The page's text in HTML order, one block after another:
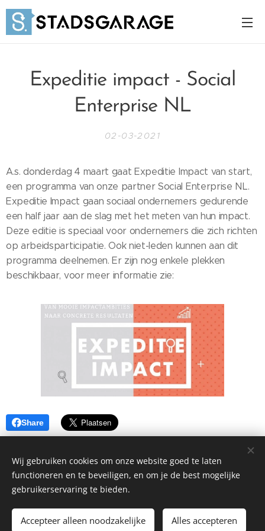
Expeditie impact - Social
Enterprise NL
02-03-2021
A.s. donderdag 4 maart gaat Expeditie Impact van start,
een programma van onze partner Social Enterprise NL.
Expeditie Impact gaan sociaal ondernemers gedurende
een half jaar aan de slag met het meten van hun impact.
Deze editie is speciaal voor ondernemers die zich richten
op arbeidsparticipatie. Ook niet-leden kunnen aan dit
programma deelnemen. Er zijn nog enkele plekken
beschikbaar, voor meer informatie zie:
Share
AS |Privacyverklaring
Mogelijk gemaakt doorWebnode Cookies
Wij gebruiken cookies om onze website goed te laten
functioneren en te beveiligen, en om je de best mogelijke
gebruikerservaring te bieden.
Accepteer alleen noodzakelijke Alles accepteren